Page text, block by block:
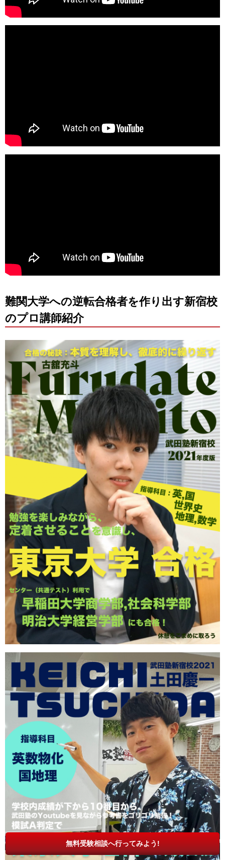
難関大学への逆転合格者を作り出す新宿校
のプロ講師紹介
無料受験相談へ行ってみよう!